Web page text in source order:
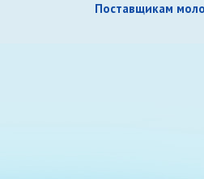
Поставщикам